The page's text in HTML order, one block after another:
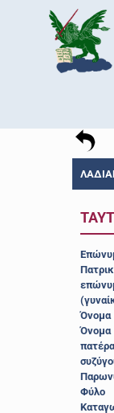
Όνομα
Όνομα
Φύλο